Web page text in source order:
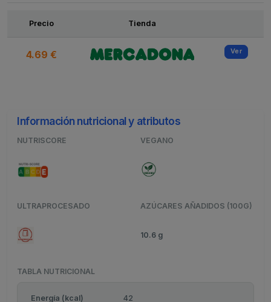
Ofertas
Precio Tienda
4.69 € Ver
Información nutricional y atributos
NUTRISCORE VEGANO
ULTRAPROCESADO AZÚCARES AÑADIDOS (100G)
10.6 g
TABLA NUTRICIONAL
Energía (kcal)
42